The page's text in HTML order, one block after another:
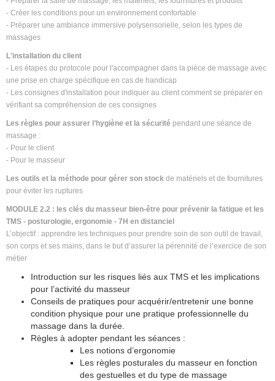
- Créer les conditions pour un environnement confortable
- Préparer une ambiance immersive polysensorielle, selon les types de
massages
L'installation du client
- Les étapes du protocole pour l'accompagner dans la pièce de massage avec
une prise en charge spécifique en cas de handicap
- Les consignes d'installation pour indiquer au client comment se préparer en
vérifiant sa compréhension de ces consignes
Les règles pour assurer l’hygiène et la sécurité pendant une séance de
massage :
- Pour le client
- Pour le masseur
Les outils et la méthode pour gérer son stock de matériels et de fournitures
pour éviter les ruptures
MODULE 2.2 : les clés du masseur bien-être pour prévenir la fatigue et les
TMS - posturologie, ergonomie - 7H en distanciel
L’objectif : apprendre les techniques pour prendre soin de son outil de travail,
son corps et ses mains, dans le but d’assurer la pérennité de l’exercice de son
métier
Introduction sur les risques liés aux TMS et les implications
pour l’activité du masseur
Conseils de pratiques pour acquérir/entretenir une bonne
condition physique pour une pratique professionnelle du
massage dans la durée.
Règles à adopter pendant les séances :
Les notions d’ergonomie
Les règles posturales du masseur en fonction
des gestuelles et du type de massage